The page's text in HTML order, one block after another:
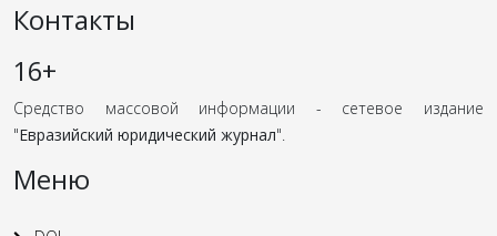
Контакты
16+
Средство массовой информации - сетевое издание
"Евразийский юридический журнал".
Меню